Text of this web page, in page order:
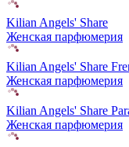
Kilian Angels' Share
Женская парфюмерия
Kilian Angels' Share
Женская парфюмерия
Kilian Angels' Share
Женская парфюмерия